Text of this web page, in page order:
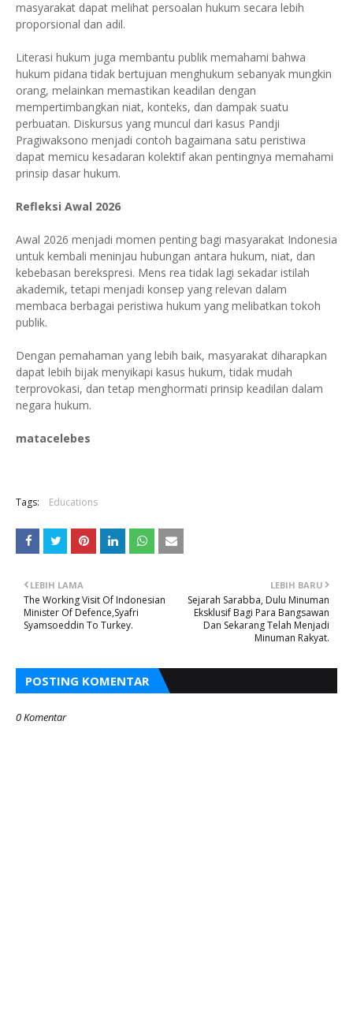
masyarakat dapat melihat persoalan hukum secara lebih
proporsional dan adil.
Literasi hukum juga membantu publik memahami bahwa
hukum pidana tidak bertujuan menghukum sebanyak mungkin
orang, melainkan memastikan keadilan dengan
mempertimbangkan niat, konteks, dan dampak suatu
perbuatan. Diskursus yang muncul dari kasus Pandji
Pragiwaksono menjadi contoh bagaimana satu peristiwa
dapat memicu kesadaran kolektif akan pentingnya memahami
prinsip dasar hukum.
Refleksi Awal 2026
Awal 2026 menjadi momen penting bagi masyarakat Indonesia
untuk kembali meninjau hubungan antara hukum, niat, dan
kebebasan berekspresi. Mens rea tidak lagi sekadar istilah
akademik, tetapi menjadi konsep yang relevan dalam
membaca berbagai peristiwa hukum yang melibatkan tokoh
publik.
Dengan pemahaman yang lebih baik, masyarakat diharapkan
dapat lebih bijak menyikapi kasus hukum, tidak mudah
terprovokasi, dan tetap menghormati prinsip keadilan dalam
negara hukum.
matacelebes
Tags: Educations
LEBIH BARU
Sejarah Sarabba, Dulu Minuman
Eksklusif Bagi Para Bangsawan
Dan Sekarang Telah Menjadi
Minuman Rakyat.
LEBIH LAMA
The Working Visit Of Indonesian
Minister Of Defence,Syafri
Syamsoeddin To Turkey.
POSTING KOMENTAR
0 Komentar